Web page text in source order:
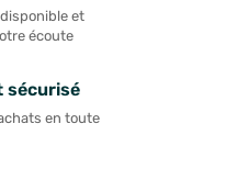
et
écoute
sécurisé
en toute